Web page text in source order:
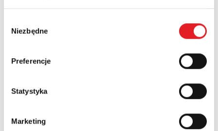
zgody
Niezbędne
Preferencje
Statystyka
MarketingWojewództwo: